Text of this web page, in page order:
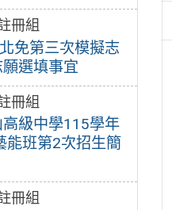
冊組
免第三次模擬志
選填事宜
冊組
級中學115學年
能班第2次招生簡
冊組